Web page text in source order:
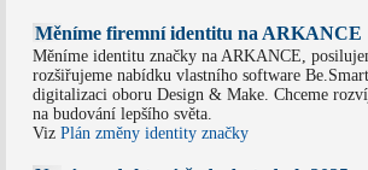
Měníme firemní identitu na ARKANCE
Měníme identitu značky na ARKANCE,
rozšiřujeme nabídku vlastního software
digitalizaci oboru Design & Make. Chceme
na budování lepšího světa.
Viz Plán změny identity značky